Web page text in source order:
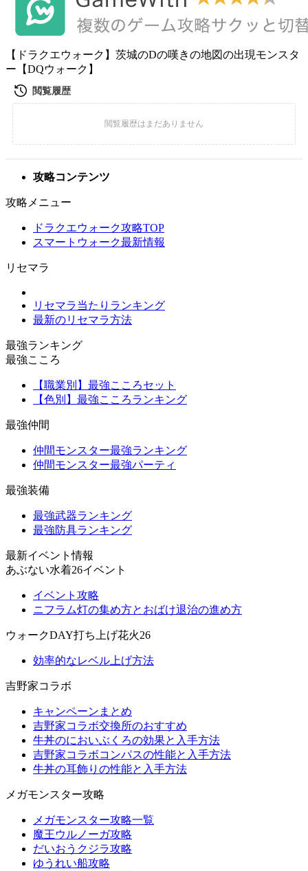
【ドラクエウォーク】茨城のDの嘆きの地図の出現モンスタ
ー【DQウォーク】
攻略コンテンツ
攻略メニュー
ドラクエウォーク攻略TOP
スマートウォーク最新情報
リセマラ
リセマラ当たりランキング
最新のリセマラ方法
最強ランキング
最強こころ
【職業別】最強こころセット
【色別】最強こころランキング
最強仲間
仲間モンスター最強ランキング
仲間モンスター最強パーティ
最強装備
最強武器ランキング
最強防具ランキング
最新イベント情報
あぶない水着26イベント
イベント攻略
ニフラム灯の集め方とおばけ退治の進め方
ウォークDAY打ち上げ花火26
効率的なレベル上げ方法
吉野家コラボ
キャンペーンまとめ
吉野家コラボ交換所のおすすめ
牛丼のにおいぶくろの効果と入手方法
吉野家コラボコンパスの性能と入手方法
牛丼の耳飾りの性能と入手方法
メガモンスター攻略
メガモンスター攻略一覧
魔王ウルノーガ攻略
だいおうクジラ攻略
ゆうれい船攻略